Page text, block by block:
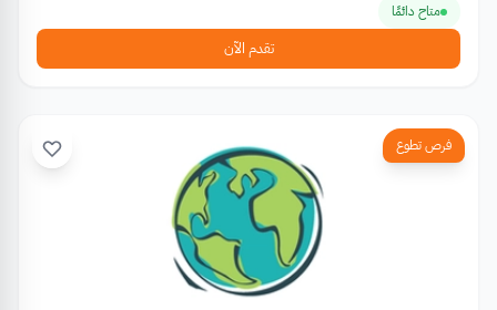
متاح دائمًا
تقدم الآن
فرص تطوع